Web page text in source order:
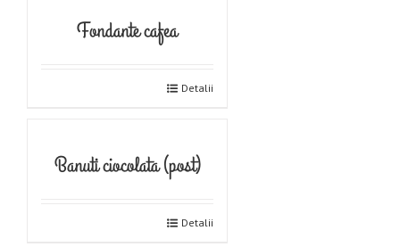
Fondante cafea
Detalii
Banuti ciocolata (post)
Detalii